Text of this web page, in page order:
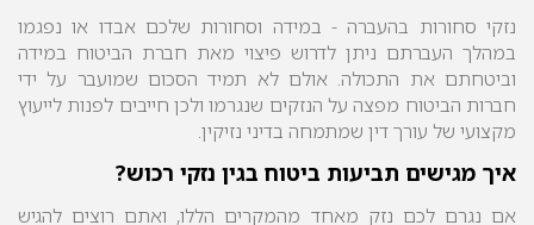
נזקי סחורות בהעברה- במידה וסחורות שלכם אבדו או נפגמו
במהלך העברתם ניתן לדרוש פיצוי מאת חברת הביטוח במידה
וביטחתם את התכולה. אולם לא תמיד הסכום שמועבר על ידי
חברות הביטוח מפצה על הנזקים שנגרמו ולכן חייבים לפנות לייעוץ
מקצועי של עורך דין שמתמחה בדיני נזיקין.
איך מגישים תביעות ביטוח בגין נזקי רכוש?
אם נגרם לכם נזק מאחד מהמקרים הללו, ואתם רוצים להגיש